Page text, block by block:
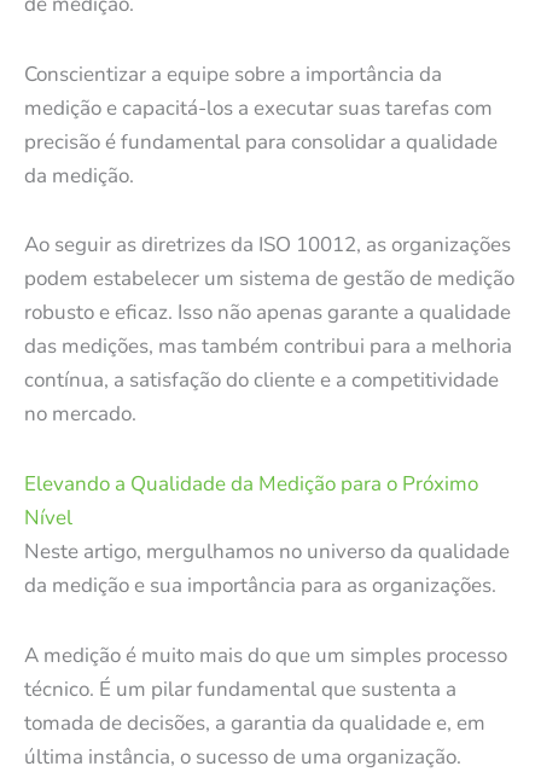
Conscientizar a equipe sobre a importância da
medição e capacitá-los a executar suas tarefas com
precisão é fundamental para consolidar a qualidade
da medição.
Ao seguir as diretrizes da ISO 10012, as organizações
podem estabelecer um sistema de gestão de medição
robusto e eficaz. Isso não apenas garante a qualidade
das medições, mas também contribui para a melhoria
contínua, a satisfação do cliente e a competitividade
no mercado.
Elevando a Qualidade da Medição para o Próximo
Nível
Neste artigo, mergulhamos no universo da qualidade
da medição e sua importância para as organizações.
A medição é muito mais do que um simples processo
técnico. É um pilar fundamental que sustenta a
tomada de decisões, a garantia da qualidade e, em
última instância, o sucesso de uma organização.